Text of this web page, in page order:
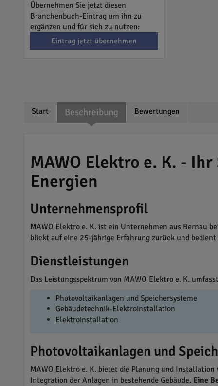
Übernehmen Sie jetzt diesen
Branchenbuch-Eintrag um ihn zu
ergänzen und für sich zu nutzen:
Eintrag jetzt übernehmen
Start Beschreibung Bewertungen
MAWO Elektro e. K. -
Energien
Unternehmensprofil
MAWO Elektro e. K. ist ein Unternehmen aus Bernau
blickt auf eine 25-jährige Erfahrung zurück und
Dienstleistungen
Das Leistungsspektrum von MAWO Elektro e. K.
Photovoltaikanlagen und Speichersysteme
Gebäudetechnik-Elektroinstallation
Elektroinstallation
Photovoltaikanlagen und
MAWO Elektro e. K. bietet die Planung und
Integration der Anlagen in bestehende Gebäude. Eine